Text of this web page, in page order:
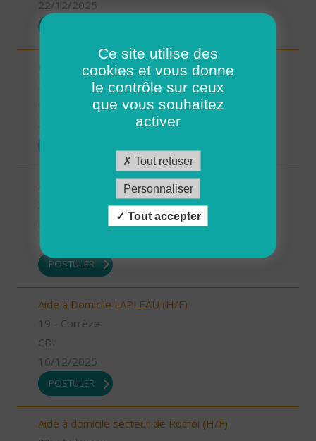
22/12/2025
Intervenant à Domicile sur ROSCOFF (H/F)
29 - Finistère
Auxiliaire de vie sociale - secteur Estang (H/F)
19/12/2025
POSTULER
Aide à Domicile LAPLEAU (H/F)
19 - Corrèze
CDI
16/12/2025
POSTULER
Aide à domicile secteur de Rocroi (H/F)
Ce site utilise des
cookies et vous donne
le contrôle sur ceux
que vous souhaitez
activer
Tout refuser
Personnaliser
Tout accepter